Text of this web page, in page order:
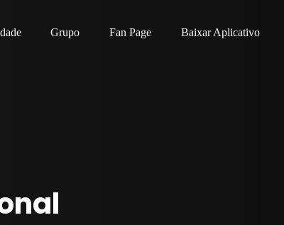
Grupo Fan Page Baixar Aplicativo